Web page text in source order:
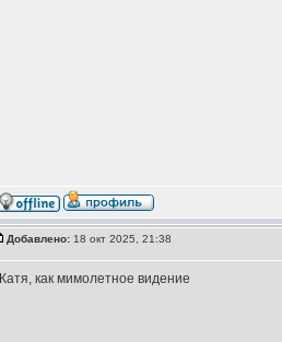
Добавлено:18 окт 2025, 21:38
Катя, как мимолетное видение